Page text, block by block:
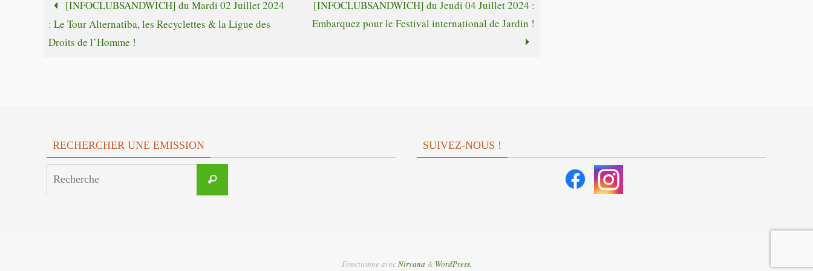
le
volume.
ou
diminuer
[INFOCLUBSANDWICH] du Mardi 02 Juillet 2024
: Le Tour Alternatiba, les Recyclettes & la Ligue des
Droits de l’Homme !
[INFOCLUBSANDWICH] du Jeudi 04 Juillet 2024 :
Embarquez pour le Festival international de Jardin !
RECHERCHER UNE EMISSION
Recherche
SUIVEZ-NOUS !
Fonctionne avec Nirvana & WordPress.